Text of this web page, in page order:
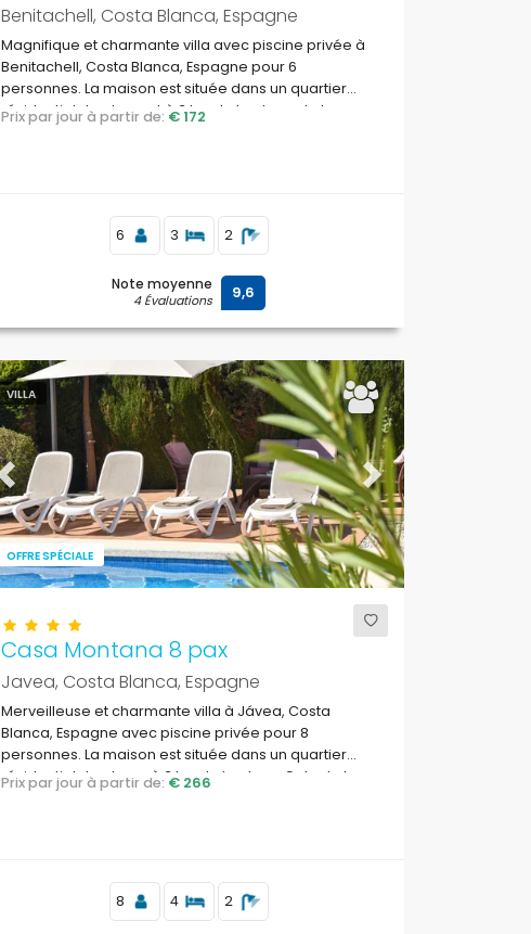
Benitachell, Costa Blanca, Espagne
Magnifique et charmante villa avec piscine privée à
Benitachell, Costa Blanca, Espagne pour 6
personnes. La maison est située dans un quartier
résidentiel de plage et à 3 km de la plage de La
Prix par jour à partir de: € 172
6 3 2
Note moyenne
4 Évaluations 9,6
VILLA
OFFRE SPÉCIALE
Previous Next
Casa Montana 8 pax
Javea, Costa Blanca, Espagne
Merveilleuse et charmante villa à Jávea, Costa
Blanca, Espagne avec piscine privée pour 8
personnes. La maison est située dans un quartier
résidentiel de plage, à 3 km de la plage Cala de la
Prix par jour à partir de: € 266
8 4 2